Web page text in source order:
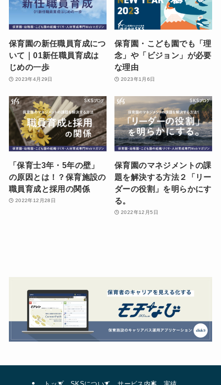
保育園の新任職員育成につ
いて｜01新任職員育成は
じめの一歩
2023年4月29日
保育園・こども園でも「理
念」や「ビジョン」が必要
な理由
2023年1月6日
「保育士3年・5年の壁」
の原因とは！？保育施設の
職員育成と採用の関係
2022年12月28日
保育園のマネジメントの課
題を解決する方法２「リー
ダーの役割」を明らかにす
る。
2022年12月5日